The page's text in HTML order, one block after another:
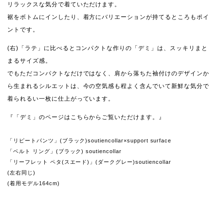
リラックスな気分で着ていただけます。
裾をボトムにインしたり、着方にバリエーションが持てるところもポイ
ントです。
(右)「ラテ」に比べるとコンパクトな作りの「デミ」は、スッキリまと
まるサイズ感。
でもただコンパクトなだけではなく、肩から落ちた袖付けのデザインか
ら生まれるシルエットは、今の空気感も程よく含んでいて新鮮な気分で
着られるい一枚に仕上がっています。
『「デミ」のページはこちらからご覧いただけます。』
「リピートパンツ」(ブラック)soutiencollar×support surface
「ベルト リング」(ブラック) soutiencollar
「リーフレット ペタ(スエード)」(ダークグレー)soutiencollar
(左右同じ)
(着用モデル164cm)